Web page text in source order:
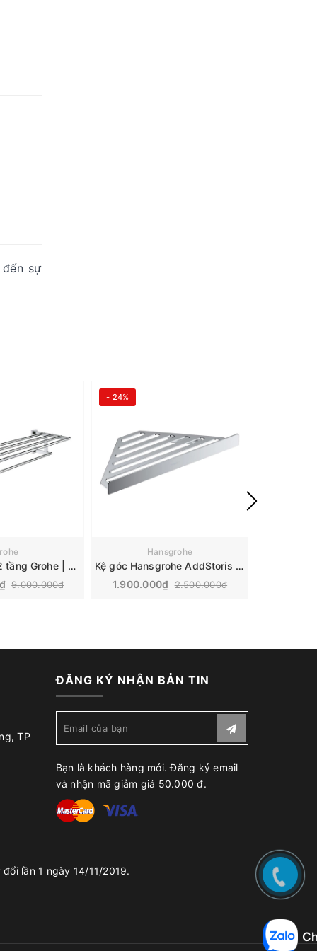
sự
Giá treo khăn 2 tầng Grohe | 40512001
9.000.000₫
- 24%
Hansgrohe
Kệ góc Hansgrohe AddStoris màu Chrome | 41741000
1.900.000₫ 2.500.000₫
TP
ĐĂNG KÝ NHẬN BẢN TIN
Bạn là khách hàng mới. Đăng ký email
và nhận mã giảm giá 50.000 đ.
lần 1 ngày 14/11/2019.